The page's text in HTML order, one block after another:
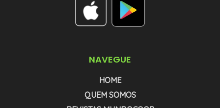
NAVEGUE
HOME
QUEM SOMOS